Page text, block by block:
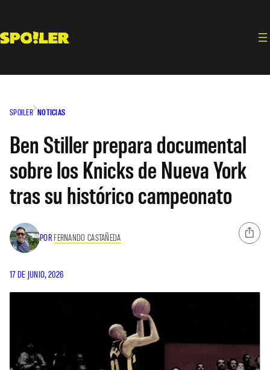
contenido
SPOILER NOTICIAS
Ben Stiller prepara documental
sobre los Knicks de Nueva York
tras su histórico campeonato
POR FERNANDO CASTAÑEDA
17 DE JUNIO, 2026